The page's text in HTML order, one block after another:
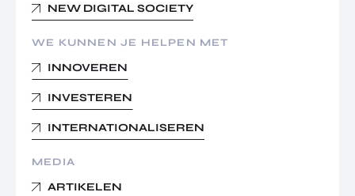
NEW DIGITAL SOCIETY
WE KUNNEN JE HELPEN MET
INNOVEREN
INVESTEREN
INTERNATIONALISEREN
MEDIA
ARTIKELEN